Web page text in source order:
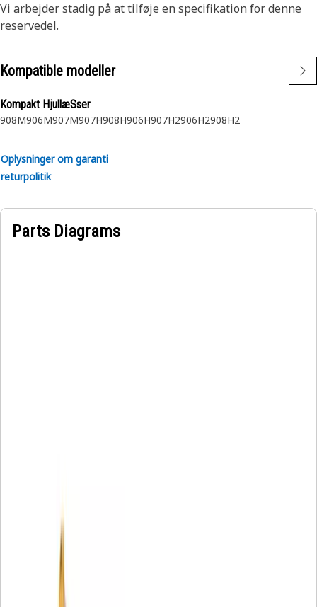
Vi arbejder stadig på at tilføje en specifikation for denne
reservedel.
Kompatible modeller
Kompakt HjullæSser
908M906M907M907H908H906H907H2906H2908H2
Oplysninger om garanti
returpolitik
Parts Diagrams